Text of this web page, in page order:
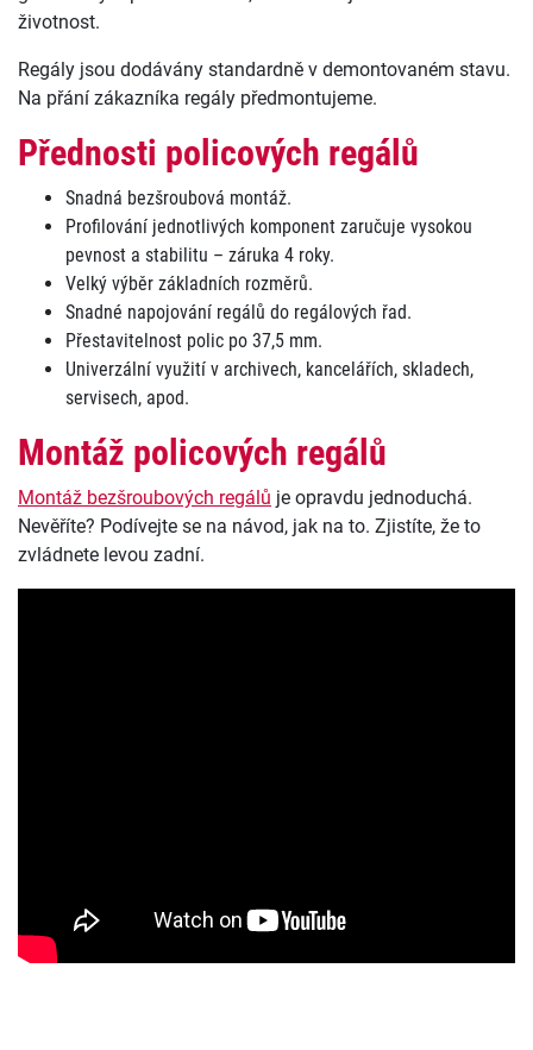
životnost.
Regály jsou dodávány standardně v demontovaném stavu.
Na přání zákazníka regály předmontujeme.
Přednosti policových regálů
Snadná bezšroubová montáž.
Profilování jednotlivých komponent zaručuje vysokou
pevnost a stabilitu – záruka 4 roky.
Velký výběr základních rozměrů.
Snadné napojování regálů do regálových řad.
Přestavitelnost polic po 37,5 mm.
Univerzální využití v archivech, kancelářích, skladech,
servisech, apod.
Montáž policových regálů
Montáž bezšroubových regálů je opravdu jednoduchá.
Nevěříte? Podívejte se na návod, jak na to. Zjistíte, že to
zvládnete levou zadní.